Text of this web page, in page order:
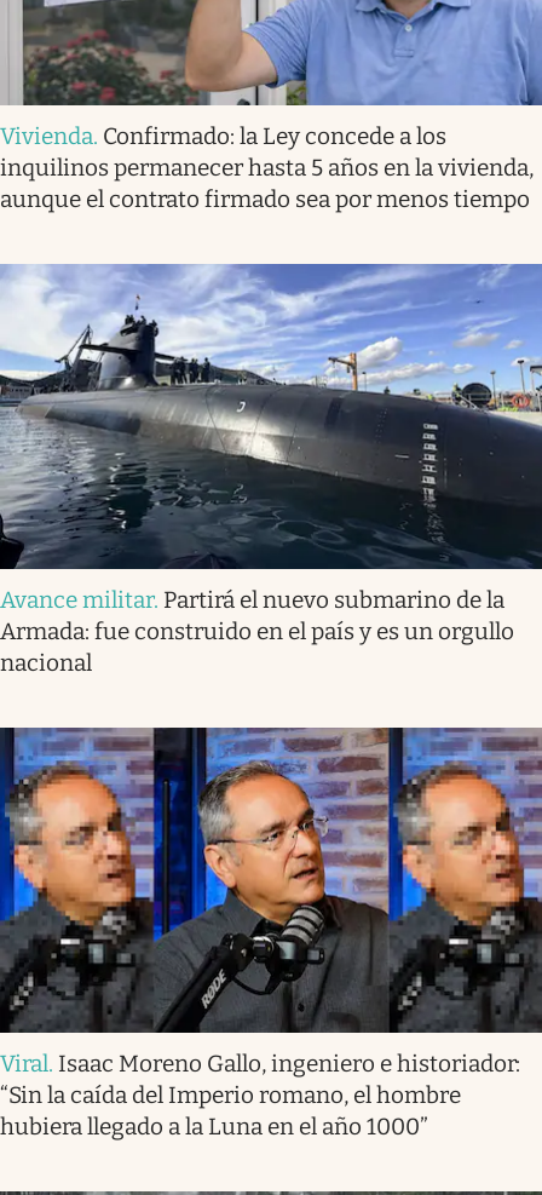
Vivienda. Confirmado: la Ley concede a los
inquilinos permanecer hasta 5 años en la vivienda,
aunque el contrato firmado sea por menos tiempo
Avance militar. Partirá el nuevo submarino de la
Armada: fue construido en el país y es un orgullo
nacional
Viral. Isaac Moreno Gallo, ingeniero e historiador:
“Sin la caída del Imperio romano, el hombre
hubiera llegado a la Luna en el año 1000”